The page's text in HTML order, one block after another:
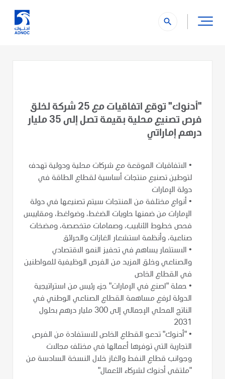
search
"أدنوك" توقع اتفاقيات مع 25 شركة لخلق
فرص تصنيع محلية بقيمة تصل إلى 35 مليار
درهم إماراتي
• الاتفاقيات الموقعة مع شركات محلية ودولية تهدف
لتوطين تصنيع منتجات أساسية لقطاع الطاقة في
دولة الإمارات
• أنواع مختلفة من المنتجات سيتم تصنيعها في دولة
الإمارات من ضمنها حاويات الضغط، وضواغط، ومقاييس
فحص خطوط الأنابيب، وصمامات متخصصة، ومضخات
صناعية، وأنظمة استشعار الغازات والحرائق
• الاستثمار يساهم في تحفيز النمو الاقتصادي
والصناعي وخلق المزيد من الفرص الوظيفية للمواطنين
في القطاع الخاص
• حملة "اصنع في الإمارات" جزء رئيس من استراتيجية
الدولة لرفع مساهمة القطاع الصناعي الوطني في
الناتج المحلي الإجمالي إلى 300 مليار درهم بحلول
2031
• "أدنوك" تدعو القطاع الخاص للاستفادة من الفرص
التجارية التي توفرها أعمالها في مختلف مجالات
وجوانب قطاع النفط والغاز خلال النسخة السادسة من
"ملتقى أدنوك لشركاء الأعمال"